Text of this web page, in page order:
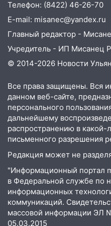
14:08
Пешеход
подробности
Фруктовой
13:30
В
Трудовой горело
13:00 Водитель без
припаркованный
12:37 Переезжал
велосипеде и
12:18 Вспыхнул
Железнодорожном
11:33 В Засвияжье
попал мужчина
11:17 В
хозяйственные
Телефон: (8422) 46-26-70
E-mail: misanec@yandex.ru
Главный редактор -
Учредитель - ИП Мисанец
© 2014-2026 Новости
Все права защищены. Вся
данном веб-сайте,
персонального
дальнейшему
распространению в какой-
письменного разрешения
Редакция может не
"Информационный портал
в Федеральной службе по
информационных
коммуникаций.
массовой информации ЭЛ
05.03.2015